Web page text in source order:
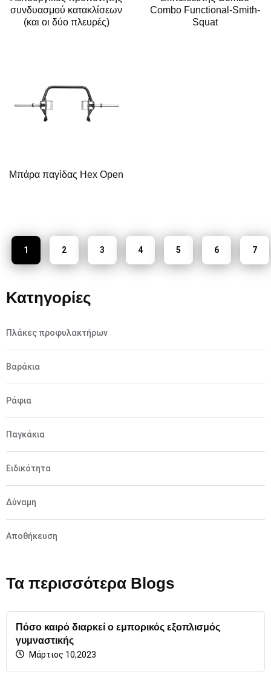
συνδυασμού κατακλίσεων
(και οι δύο πλευρές)
Combo Functional-Smith-
Squat
Μπάρα παγίδας Hex Open
1 2 3 4 5 6 7
Κατηγορίες
Πλάκες προφυλακτήρων
Βαράκια
Ράφια
Παγκάκια
Ειδικότητα
Δύναμη
Αποθήκευση
Τα περισσότερα Blogs
Πόσο καιρό διαρκεί ο εμπορικός εξοπλισμός
γυμναστικής
Μάρτιος 10,2023